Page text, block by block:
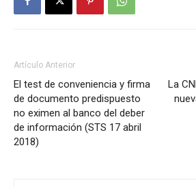
Artículo Anterior
El test de conveniencia y firma
de documento predispuesto
no eximen al banco del deber
de información (STS 17 abril
2018)
La